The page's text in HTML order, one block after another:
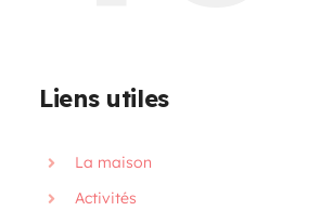
OFFRES D’EMPLOI
Liens utiles
La maison
Activités